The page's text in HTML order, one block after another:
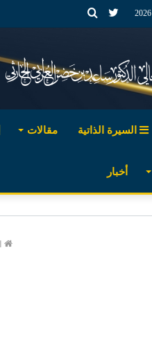
بحثتويتر
السيرة الذاتية مقالات
أخبار